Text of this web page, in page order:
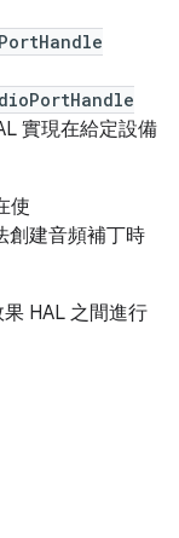
實現在給定設備
使
創建音頻補丁時
HAL 之間進行